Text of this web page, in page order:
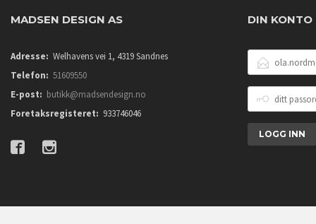
MADSEN DESIGN AS
Adresse: Welhavens vei 1, 4319 Sandnes
Telefon: 51609550
E-post: butikk@madsendesign.no
Foretaksregisteret: 933746046
DIN KONTO
POSTADRESSE
PASSORD